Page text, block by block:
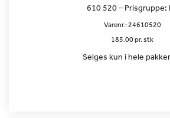
610 520 – Prisgruppe:
Varenr.:24610520
185.00 pr. stk
Selges kun i hele